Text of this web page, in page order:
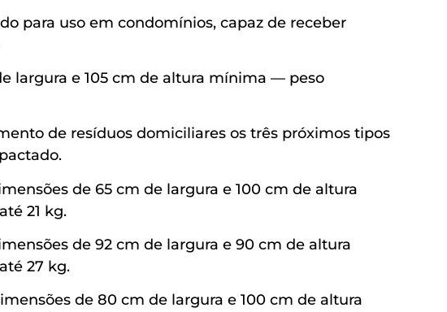
para uso em condomínios, capaz de receber
largura e 105 cm de altura mínima — peso
de resíduos domiciliares os três próximos tipos
de 65 cm de largura e 100 cm de altura
21 kg.
de 92 cm de largura e 90 cm de altura
27 kg.
de 80 cm de largura e 100 cm de altura